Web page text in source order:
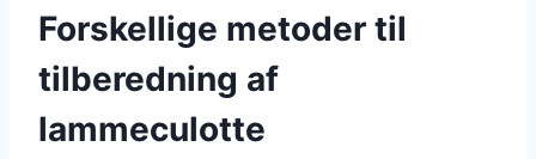
Forskellige metoder til
tilberedning af
lammeculotte